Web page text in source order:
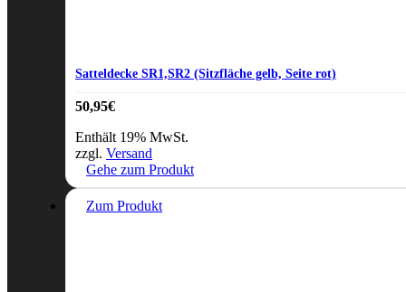
Satteldecke SR1,SR2 (Sitzfläche gelb, Seite rot)
50,95€
Enthält 19% MwSt.
zzgl. Versand
Gehe zum Produkt
Zum Produkt